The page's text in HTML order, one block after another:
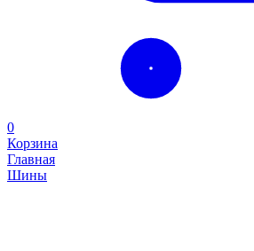
0
Корзина
Главная
Шины